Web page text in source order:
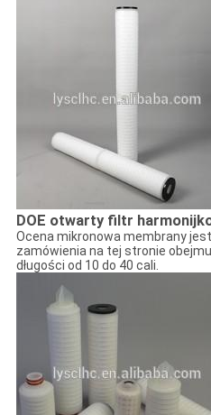
DOE otwarty filtr
Ocena mikronowa membrany
zamówienia na tej stronie
długości od 10 do 40 cali.